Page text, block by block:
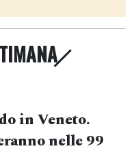
in Veneto.
nelle 99